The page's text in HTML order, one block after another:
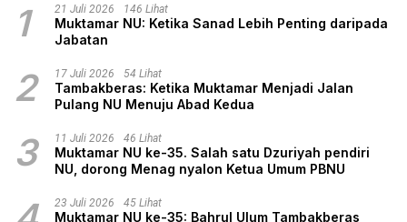
1 21 Juli 2026 146 Lihat
Muktamar NU: Ketika Sanad Lebih Penting daripada
Jabatan
2 17 Juli 2026 54 Lihat
Tambakberas: Ketika Muktamar Menjadi Jalan
Pulang NU Menuju Abad Kedua
3 11 Juli 2026 46 Lihat
Muktamar NU ke-35. Salah satu Dzuriyah pendiri
NU, dorong Menag nyalon Ketua Umum PBNU
23 Juli 2026 45 Lihat
Muktamar NU ke-35: Bahrul Ulum Tambakberas